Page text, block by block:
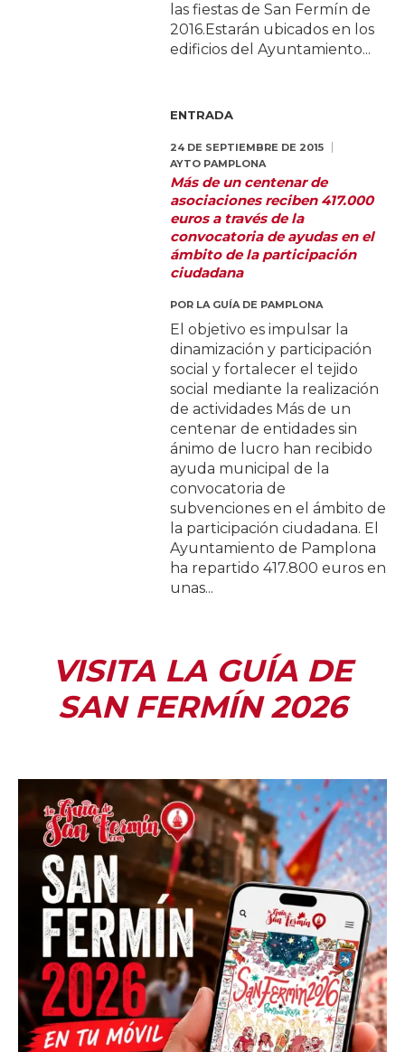
las fiestas de San Fermín de
2016.Estarán ubicados en los
edificios del Ayuntamiento...
ENTRADA
24 DE SEPTIEMBRE DE 2015
AYTO PAMPLONA
Más de un centenar de
asociaciones reciben 417.000
euros a través de la
convocatoria de ayudas en el
ámbito de la participación
ciudadana
POR LA GUÍA DE PAMPLONA
El objetivo es impulsar la
dinamización y participación
social y fortalecer el tejido
social mediante la realización
de actividades Más de un
centenar de entidades sin
ánimo de lucro han recibido
ayuda municipal de la
convocatoria de
subvenciones en el ámbito de
la participación ciudadana. El
Ayuntamiento de Pamplona
ha repartido 417.800 euros en
unas...
VISITA LA GUÍA DE
SAN FERMÍN 2026